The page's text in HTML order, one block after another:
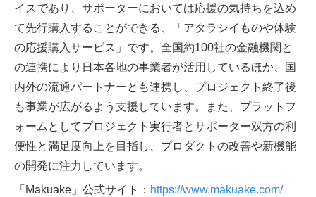
イスであり、サポーターにおいては応援の気持ちを込め
て先行購入することができる、「アタラシイものや体験
の応援購入サービス」です。全国約100社の金融機関と
の連携により日本各地の事業者が活用しているほか、国
内外の流通パートナーとも連携し、プロジェクト終了後
も事業が広がるよう支援しています。また、プラットフ
ォームとしてプロジェクト実行者とサポーター双方の利
便性と満足度向上を目指し、プロダクトの改善や新機能
の開発に注力しています。
「Makuake」公式サイト： https://www.makuake.com/